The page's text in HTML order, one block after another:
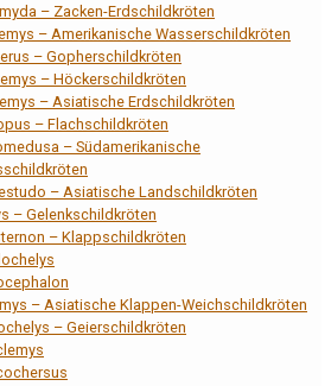
– Zacken-Erdschildkröten
– Amerikanische Wasserschildkröten
– Gopherschildkröten
– Höckerschildkröten
– Asiatische Erdschildkröten
– Flachschildkröten
– Südamerikanische
– Asiatische Landschildkröten
– Gelenkschildkröten
– Klappschildkröten
– Asiatische Klappen-Weichschildkröten
– Geierschildkröten